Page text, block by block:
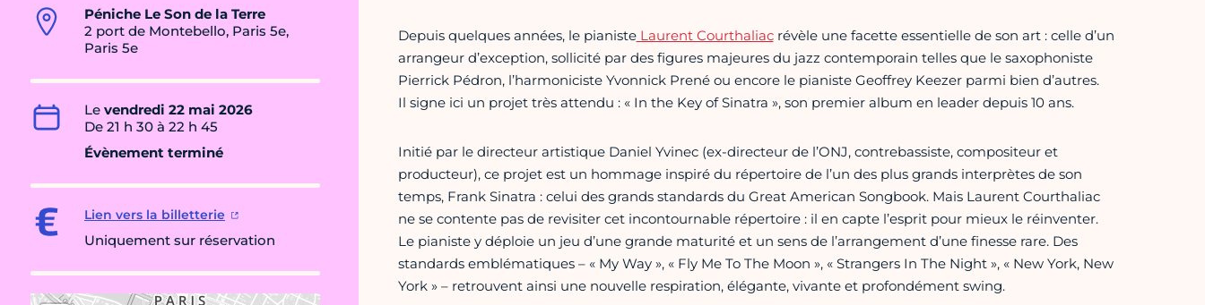
Péniche Le Son de la Terre
2 port de Montebello, Paris 5e,
Paris 5e
Le vendredi 22 mai 2026
De 21 h 30 à 22 h 45
Évènement terminé
Lien vers la billetterie
Uniquement sur réservation
Depuis quelques années, le pianisteLaurent Courthaliacrévèle une facette essentielle de son art : celle d’un
arrangeur d’exception, sollicité par des figures majeures du jazz contemporain telles que le saxophoniste
Pierrick Pédron, l’harmoniciste Yvonnick Prené ou encore le pianiste Geoffrey Keezer parmi bien d’autres.
Il signe ici un projet très attendu : « In the Key of Sinatra », son premier album en leader depuis 10 ans.
Initié par le directeur artistique Daniel Yvinec (ex-directeur de l’ONJ, contrebassiste, compositeur et
producteur), ce projet est un hommage inspiré du répertoire de l’un des plus grands interprètes de son
temps, Frank Sinatra : celui des grands standards du Great American Songbook. Mais Laurent Courthaliac
ne se contente pas de revisiter cet incontournable répertoire : il en capte l’esprit pour mieux le réinventer.
Le pianiste y déploie un jeu d’une grande maturité et un sens de l’arrangement d’une finesse rare. Des
standards emblématiques – « My Way », « Fly Me To The Moon », « Strangers In The Night », « New York, New
York » – retrouvent ainsi une nouvelle respiration, élégante, vivante et profondément swing.